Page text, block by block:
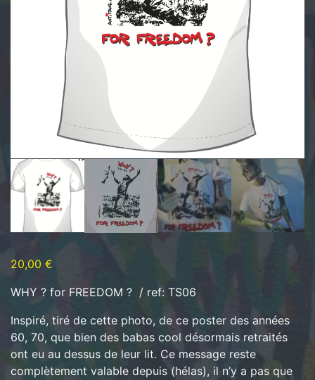
20,00 €
WHY ? for FREEDOM ? / ref: TS06
Inspiré, tiré de cette photo, de ce poster des années
60, 70, que bien des babas cool désormais retraités
ont eu au dessus de leur lit. Ce message reste
complètement valable depuis (hélas), il n’y a pas que